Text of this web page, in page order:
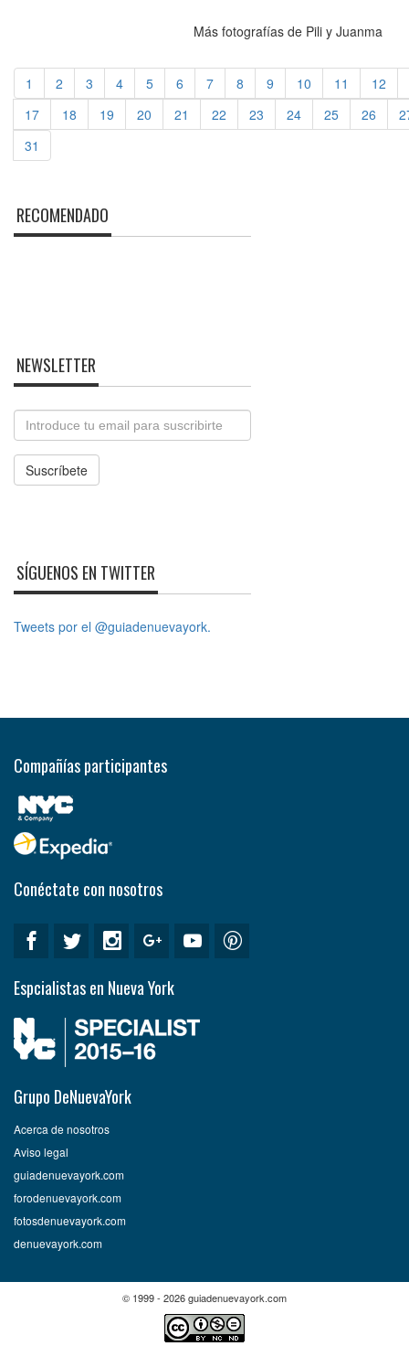
Más fotografías de Pili y Juanma
1 2 3 4 5 6 7 8 9 10 11
12
17
18 19 20 21 22 23 24 25 26
31
RECOMENDADO
NEWSLETTER
Email
Suscríbete
SÍGUENOS EN TWITTER
Tweets por el @guiadenuevayork.
Compañías participantes
Conéctate con nosotros
Espcialistas en Nueva York
Grupo DeNuevaYork
Acerca de nosotros
Aviso legal
guiadenuevayork.com
forodenuevayork.com
fotosdenuevayork.com
denuevayork.com
© 1999 - 2026 guiadenuevayork.com